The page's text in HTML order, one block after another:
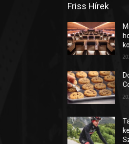
Friss Hírek